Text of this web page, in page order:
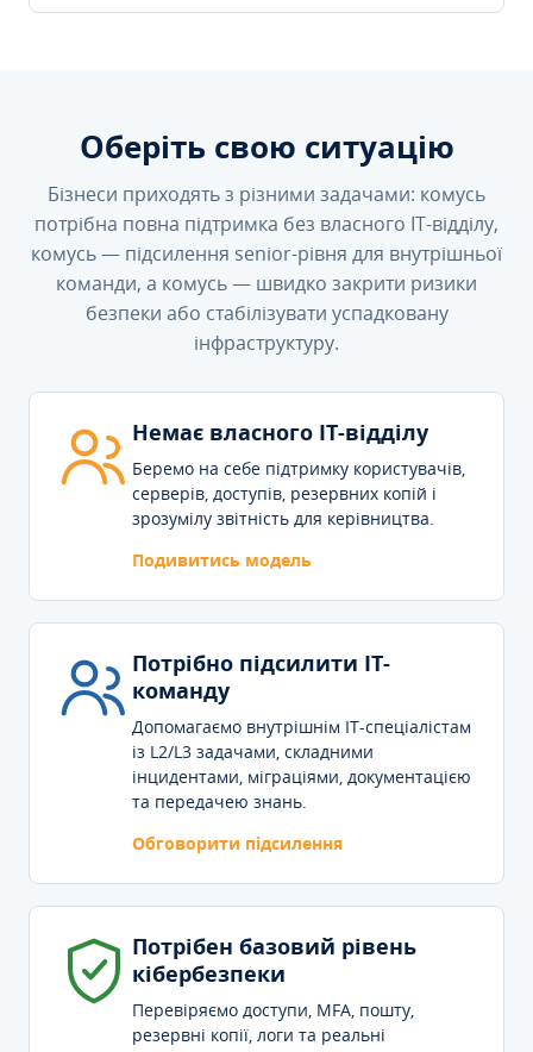
Оберіть свою ситуацію
Бізнеси приходять з різними задачами: комусь
потрібна повна підтримка без власного IT-відділу,
комусь — підсилення senior-рівня для внутрішньої
команди, а комусь — швидко закрити ризики
безпеки або стабілізувати успадковану
інфраструктуру.
Немає власного IT-відділу
Беремо на себе підтримку користувачів,
серверів, доступів, резервних копій і
зрозумілу звітність для керівництва.
Подивитись модель
Потрібно підсилити IT-
команду
Допомагаємо внутрішнім IT-спеціалістам
із L2/L3 задачами, складними
інцидентами, міграціями, документацією
та передачею знань.
Обговорити підсилення
Потрібен базовий рівень
кібербезпеки
Перевіряємо доступи, MFA, пошту,
резервні копії, логи та реальні